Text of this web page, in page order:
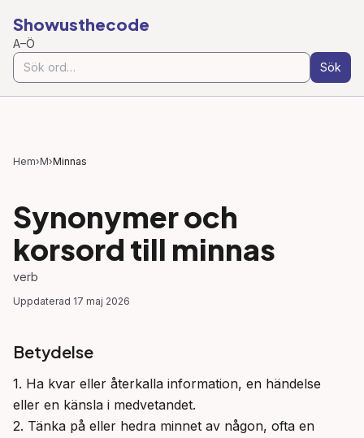
Showusthecode
A–Ö
Sök
Hem›M›Minnas
Synonymer och
korsord till minnas
verb
Uppdaterad 17 maj 2026
Betydelse
1. Ha kvar eller återkalla information, en händelse
eller en känsla i medvetandet.
2. Tänka på eller hedra minnet av någon, ofta en